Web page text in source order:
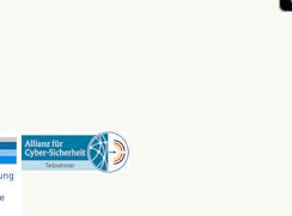
Security Security